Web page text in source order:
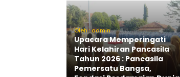
Oleh : admin
Upacara Memperingati
Hari Kelahiran Pancasila
Tahun 2026 : Pancasila
Pemersatu Bangsa,